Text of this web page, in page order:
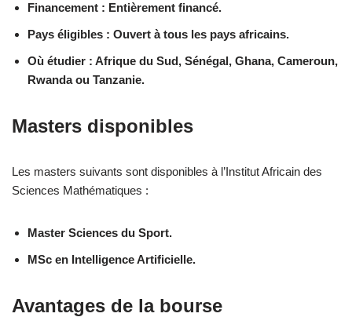
Financement : Entièrement financé.
Pays éligibles : Ouvert à tous les pays africains.
Où étudier : Afrique du Sud, Sénégal, Ghana, Cameroun,
Rwanda ou Tanzanie.
Masters disponibles
Les masters suivants sont disponibles à l’Institut Africain des
Sciences Mathématiques :
Master Sciences du Sport.
MSc en Intelligence Artificielle.
Avantages de la bourse